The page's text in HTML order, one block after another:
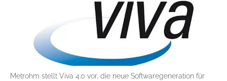
Metrohm stellt Viva 4.0 vor, die neue Softwaregeneration für